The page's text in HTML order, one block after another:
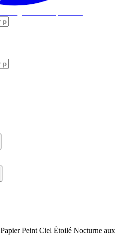
Papier Peint Ciel Étoilé Nocturne aux